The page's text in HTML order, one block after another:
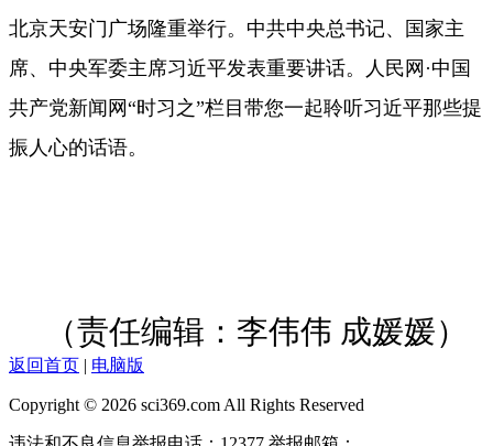
北京天安门广场隆重举行。中共中央总书记、国家主
席、中央军委主席习近平发表重要讲话。人民网·中国
共产党新闻网“时习之”栏目带您一起聆听习近平那些提
振人心的话语。
（责任编辑：李伟伟 成媛媛）
返回首页 | 电脑版
Copyright © 2026 sci369.com All Rights Reserved